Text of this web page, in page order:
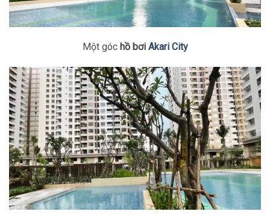
Một góc hồ bơi Akari City